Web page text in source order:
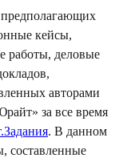
предполагающих
кейсы,
работы, деловые
авторами
за все время
. В данном
составленные